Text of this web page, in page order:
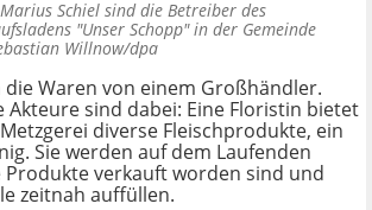
Schiel sind die Betreiber des
"Unser Schopp" in der Gemeinde
Willnow/dpa
Waren von einem Großhändler.
Akteure sind dabei: Eine Floristin bietet
diverse Fleischprodukte, ein
Sie werden auf dem Laufenden
Produkte verkauft worden sind und
zeitnah auffüllen.